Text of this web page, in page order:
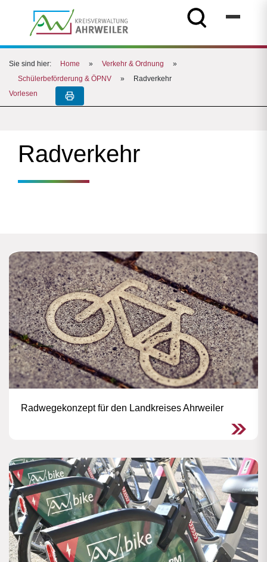
Sie sind hier: Home » Verkehr & Ordnung
»
Schülerbeförderung & ÖPNV
»
Radverkehr
Vorlesen
Radverkehr
Radwegekonzept für den Landkreises Ahrweiler